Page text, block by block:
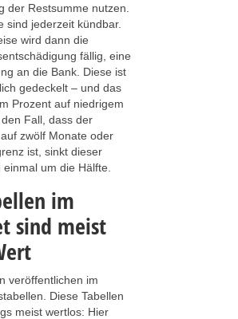
der Restsumme nutzen.
sind jederzeit kündbar.
wird dann die
fällig, eine
an die Bank. Diese ist
gedeckelt – und das
Prozent auf niedrigem
Fall, dass der
zwölf Monate oder
ist, sinkt dieser
um die Hälfte.
im
sind meist
veröffentlichen im
Diese Tabellen
meist wertlos: Hier